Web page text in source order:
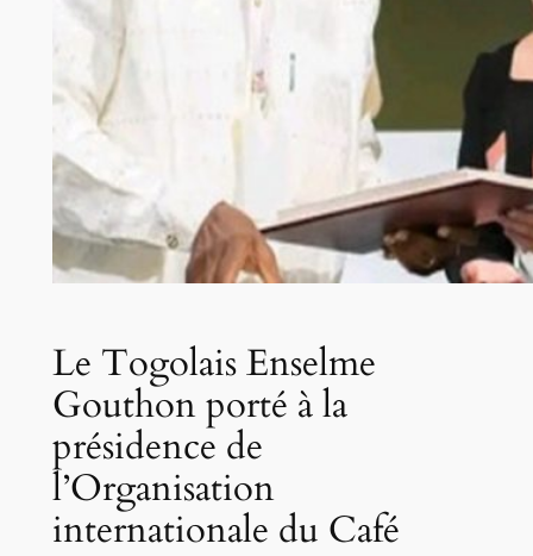
Le Togolais Enselme
Gouthon porté à la
présidence de
l’Organisation
internationale du Café